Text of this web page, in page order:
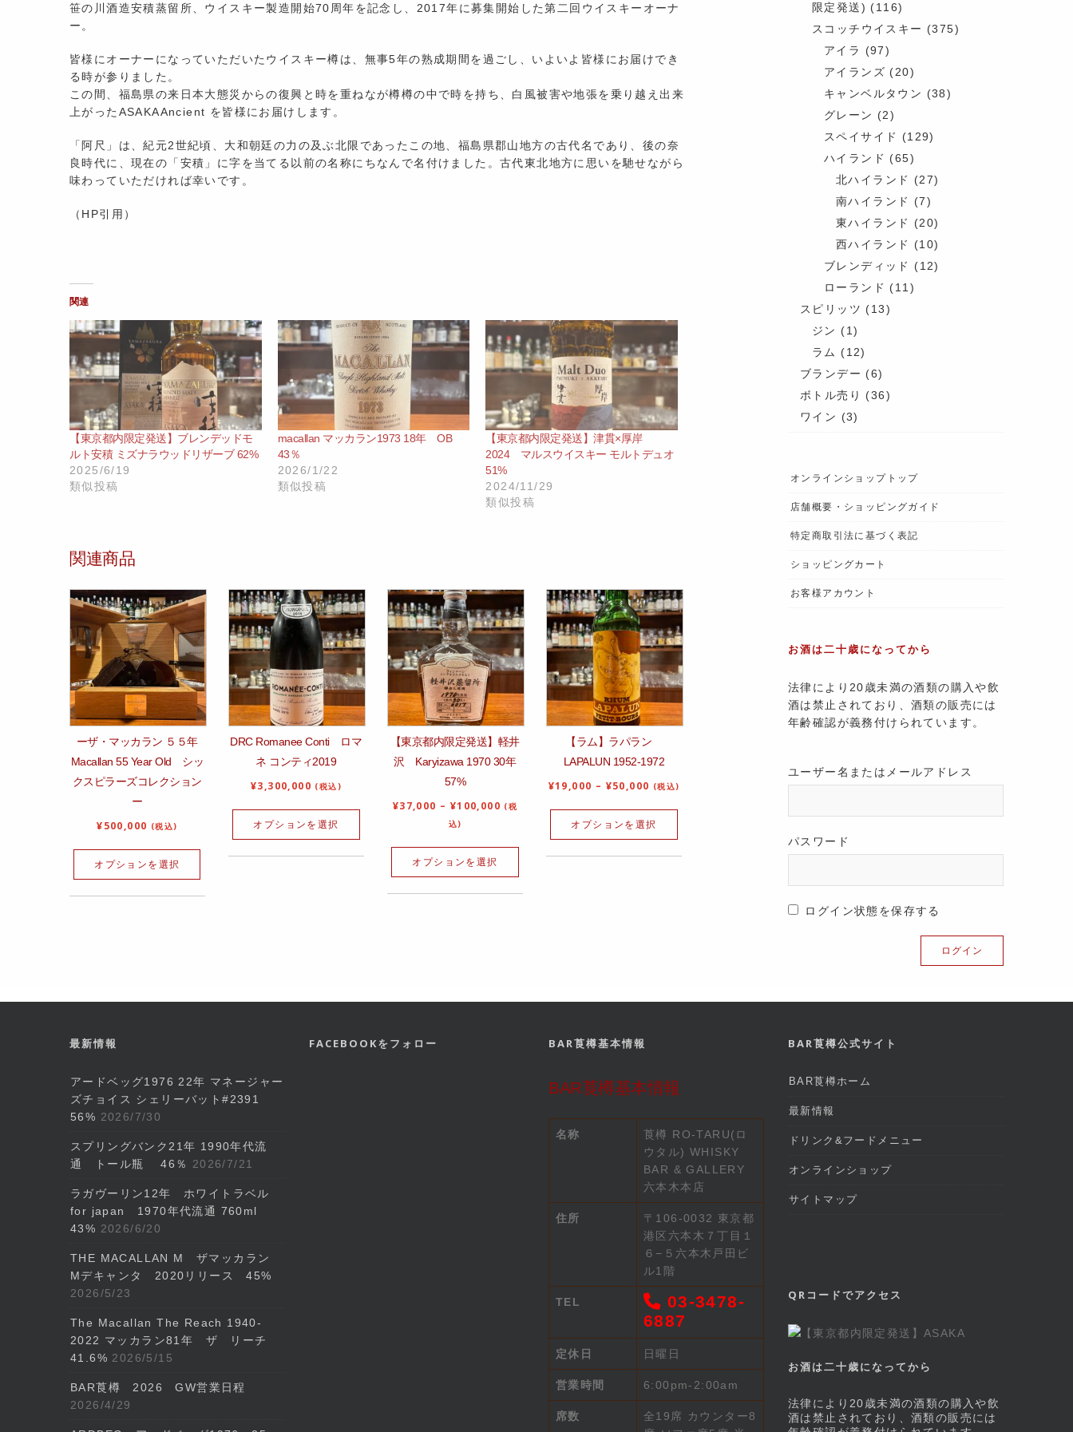
笹の川酒造安積蒸留所、ウイスキー製造開始70周年を記念し、2017年に募集開始した第二回ウイスキーオーナ
ー。
皆様にオーナーになっていただいたウイスキー樽は、無事5年の熟成期間を過ごし、いよいよ皆様にお届けでき
る時が参りました。
この間、福島県の来日本大態災からの復興と時を重ねなが樽樽の中で時を持ち、白風被害や地張を乗り越え出来
上がったASAKAAncient を皆様にお届けします。
「阿尺」は、紀元2世紀頃、大和朝廷の力の及ぶ北限であったこの地、福島県郡山地方の古代名であり、後の奈
良時代に、現在の「安積」に字を当てる以前の名称にちなんで名付けました。古代東北地方に思いを馳せながら
味わっていただければ幸いです。
（HP引用）
関連
【東京都内限定発送】ブレンデッドモ
ルト安積 ミズナラウッドリザーブ 62%
2025/6/19
類似投稿
macallan マッカラン1973 18年 OB
43％
2026/1/22
類似投稿
【東京都内限定発送】津貫×厚岸
2024 マルスウイスキー モルトデュオ
51%
2024/11/29
類似投稿
関連商品
ーザ・マッカラン ５５年
Macallan 55 Year Old シッ
クスピラーズコレクション
ー
¥500,000 (税込)
オプションを選択
DRC Romanee Conti ロマ
ネ コンティ2019
¥3,300,000 (税込)
オプションを選択
【東京都内限定発送】軽井
沢 Karyizawa 1970 30年
57%
¥37,000 – ¥100,000 (税
込)
オプションを選択
【ラム】ラパラン
LAPALUN 1952‐1972
¥19,000 – ¥50,000 (税込)
オプションを選択
限定発送) (116)
スコッチウイスキー (375)
アイラ
(97)
アイランズ (20)
キャンベルタウン (38)
グレーン (2)
スペイサイド
(129)
ハイランド (65)
北ハイランド
(27)
南ハイランド
(7)
東ハイランド
(20)
西ハイランド
(10)
ブレンディッド
(12)
ローランド (11)
スピリッツ (13)
ジン (1)
ラム
(12)
ブランデー (6)
ボトル売り
(36)
ワイン (3)
オンラインショップトップ
店舗概要・ショッピングガイド
特定商取引法に基づく表記
ショッピングカート
お客様アカウント
お酒は二十歳になってから
法律により20歳未満の酒類の購入や飲
酒は禁止されており、酒類の販売には
年齢確認が義務付けられています。
ユーザー名またはメールアドレス
パスワード
ログイン状態を保存する
最新情報
アードベッグ1976 22年 マネージャー
ズチョイス シェリーバット#2391
56% 2026/7/30
スプリングバンク21年 1990年代流
通 トール瓶 46％
2026/7/21
ラガヴーリン12年 ホワイトラベル
for japan 1970年代流通 760ml
43% 2026/6/20
THE MACALLAN M ザマッカラン
Mデキャンタ 2020リリース 45%
2026/5/23
The Macallan The Reach 1940-
2022 マッカラン81年 ザ リーチ
41.6% 2026/5/15
BAR莨樽 2026 GW営業日程
2026/4/29
FACEBOOKをフォロー BAR莨樽基本情報
BAR莨樽基本情報
名称
莨樽 RO-TARU(ロ
ウタル) WHISKY
BAR & GALLERY
六本木本店
住所
〒106-0032 東京都
港区六本木７丁目１
６−５六本木戸田ビ
ル1階
TEL
03-3478-
6887
定休日 日曜日
営業時間 6:00pm-2:00am
席数
全19席 カウンター8
BAR莨樽公式サイト
BAR莨樽ホーム
最新情報
ドリンク&フードメニュー
オンラインショップ
サイトマップ
QRコードでアクセス
お酒は二十歳になってから
法律により20歳未満の酒類の購入や飲
酒は禁止されており、酒類の販売には